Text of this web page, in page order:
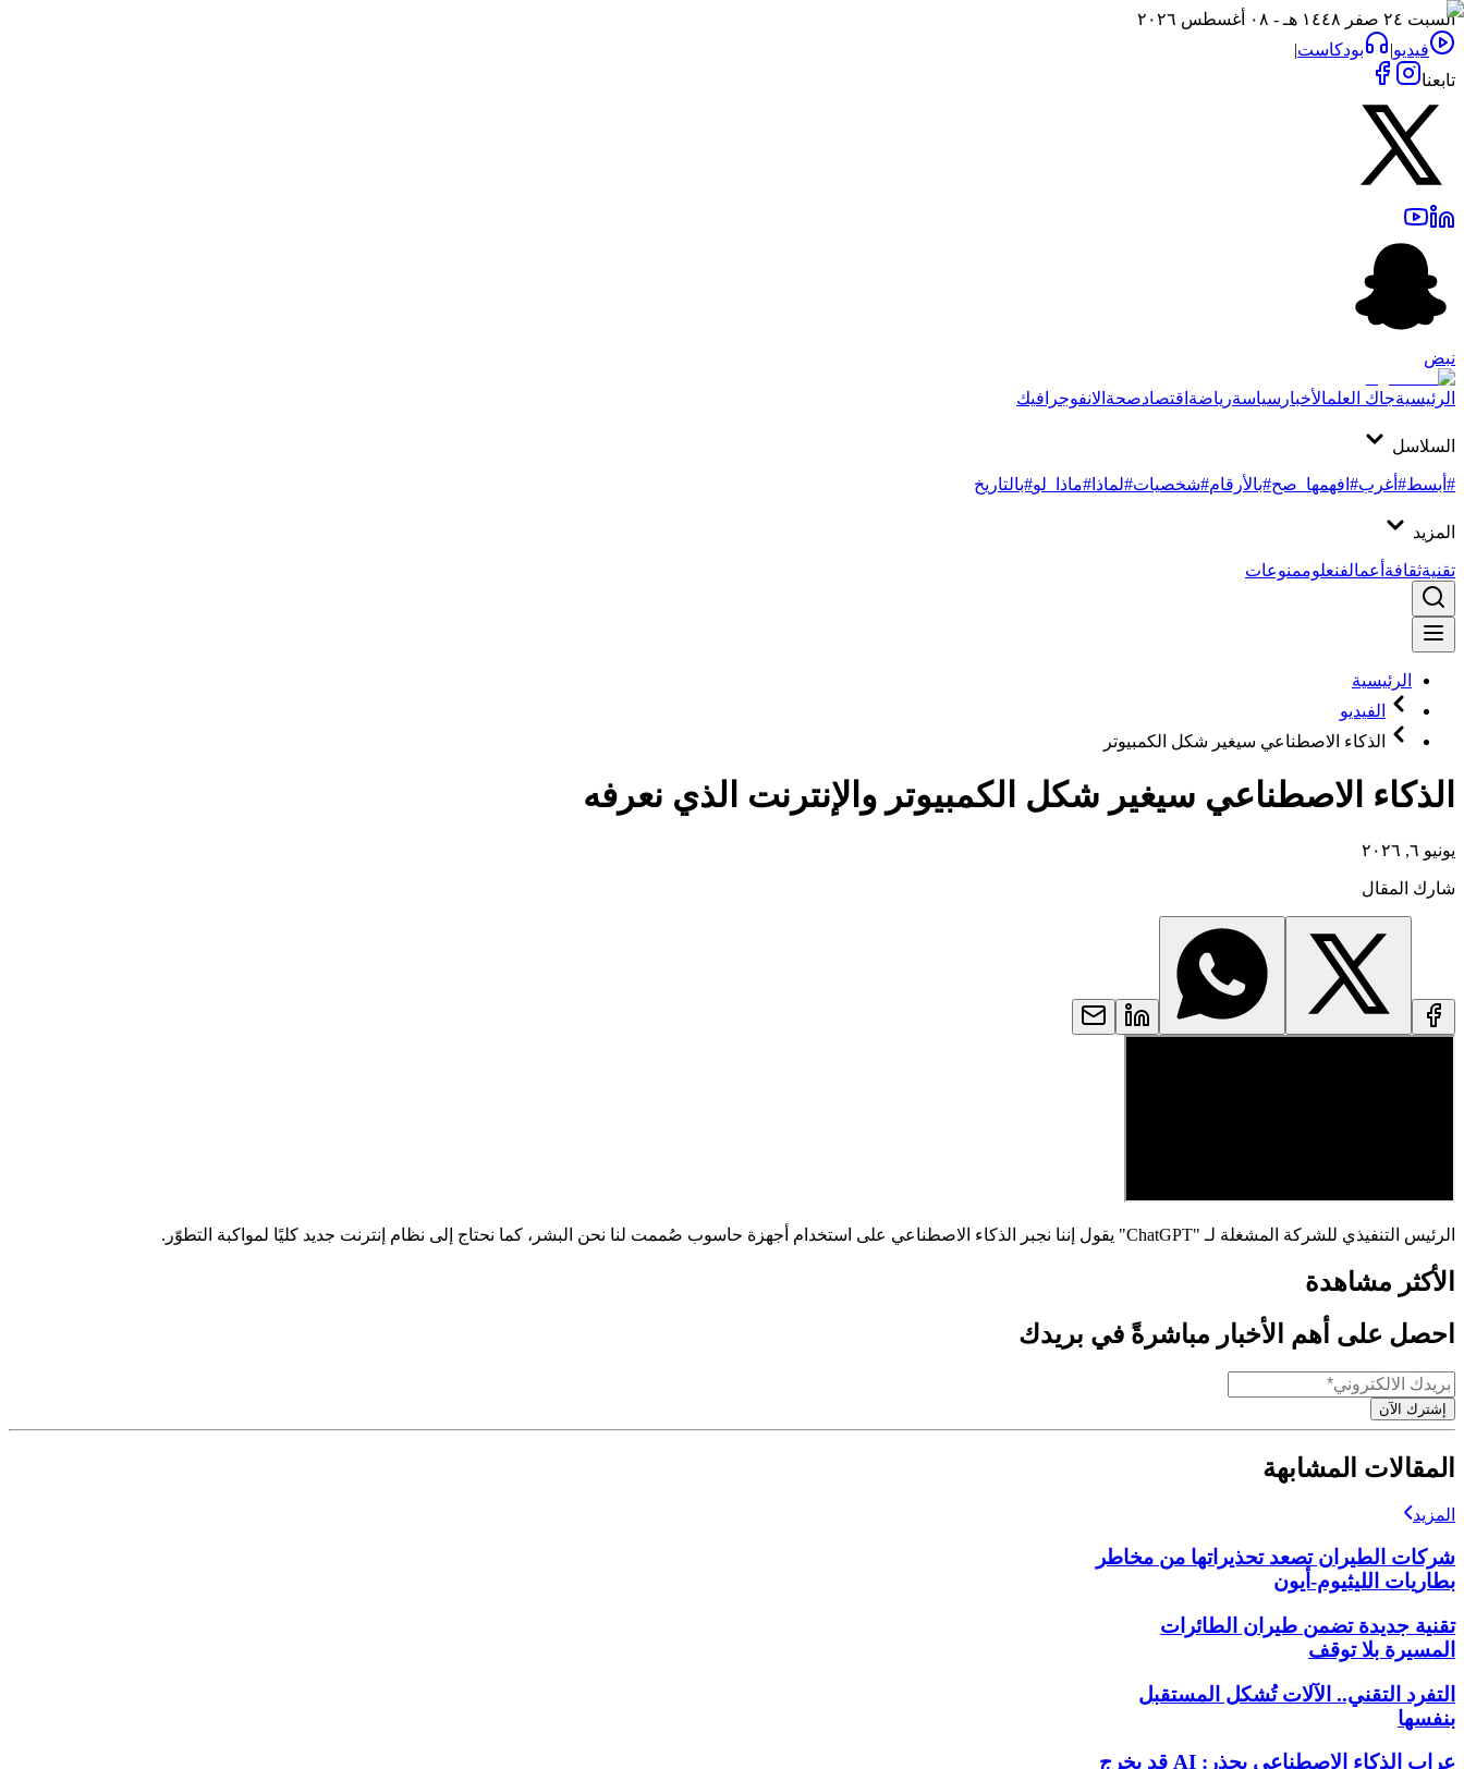
السبت ٢٤ صفر ١٤٤٨ هـ - ٠٨ أغسطس ٢٠٢٦
فيديو| بودكاست|
تابعنا
نبض
الرئيسيةجاك العلمالأخبار سياسةرياضة اقتصادصحة الانفوجرافيك
السلاسل
#أبسط#أغرب#افهمها_صح#بالأرقام#شخصيات#لماذا #ماذا_لو#بالتاريخ
المزيد
تقنيةثقافة أعمالفنعلوممنوعات
الرئيسية
الفيديو
الذكاء الاصطناعي سيغير شكل الكمبيوتر
الذكاء الاصطناعي سيغير شكل الكمبيوتر والإنترنت الذي نعرفه
يونيو ٦, ٢٠٢٦
شارك المقال
الرئيس التنفيذي للشركة المشغلة لـ "ChatGPT" يقول إننا نجبر الذكاء الاصطناعي على استخدام أجهزة حاسوب صُممت لنا نحن البشر، كما نحتاج إلى نظام إنترنت جديد كليًا لمواكبة التطوّر.
الأكثر مشاهدة
احصل على أهم الأخبار مباشرةً في بريدك
إشترك الآن
المقالات المشابهة
المزيد
شركات الطيران تصعد تحذيراتها من مخاطر
بطاريات الليثيوم-أيون
تقنية جديدة تضمن طيران الطائرات
المسيرة بلا توقف
التفرد التقني.. الآلات تُشكل المستقبل
بنفسها
عراب الذكاء الاصطناعي يحذر: AI قد يخرج